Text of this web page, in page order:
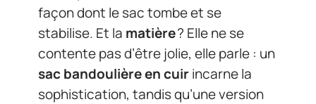
façon dont le sac tombe et se
stabilise. Et la matière? Elle ne se
contente pas d’être jolie, elle parle : un
sac bandoulière en cuirincarne la
sophistication, tandis qu’une version